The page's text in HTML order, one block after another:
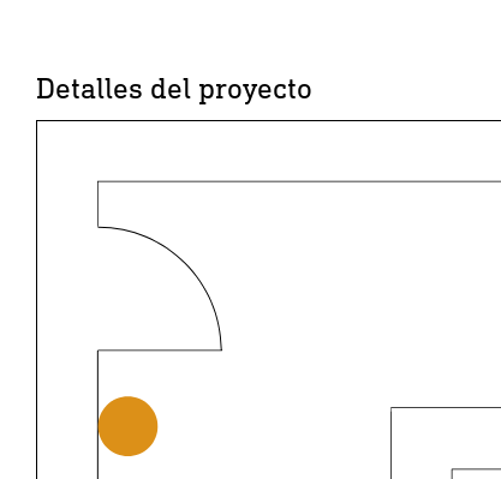
Detalles del proyecto